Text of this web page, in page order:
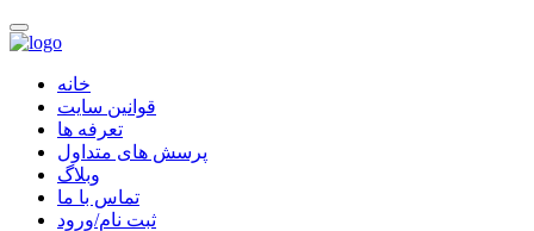
خانه
قوانین سایت
تعرفه ها
پرسش های متداول
وبلاگ
تماس با ما
ثبت نام/ورود